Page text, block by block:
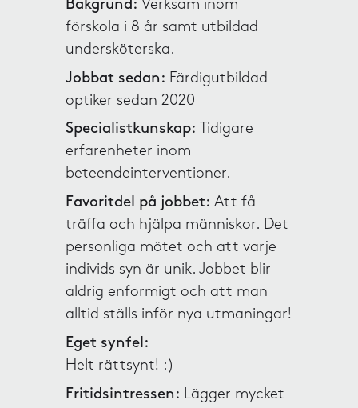
Bakgrund: Verksam inom
förskola i 8 år samt utbildad
undersköterska.
Jobbat sedan: Färdigutbildad
optiker sedan 2020
Specialistkunskap: Tidigare
erfarenheter inom
beteendeinterventioner.
Favoritdel på jobbet: Att få
träffa och hjälpa människor. Det
personliga mötet och att varje
individs syn är unik. Jobbet blir
aldrig enformigt och att man
alltid ställs inför nya utmaningar!
Eget synfel:
Helt rättsynt! :)
Fritidsintressen: Lägger mycket